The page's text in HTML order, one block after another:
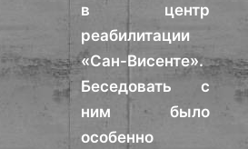
в центр
реабилитации
«Сан-Висенте».
Беседовать с
ним было
особенно